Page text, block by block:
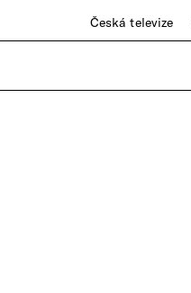
Česká televize